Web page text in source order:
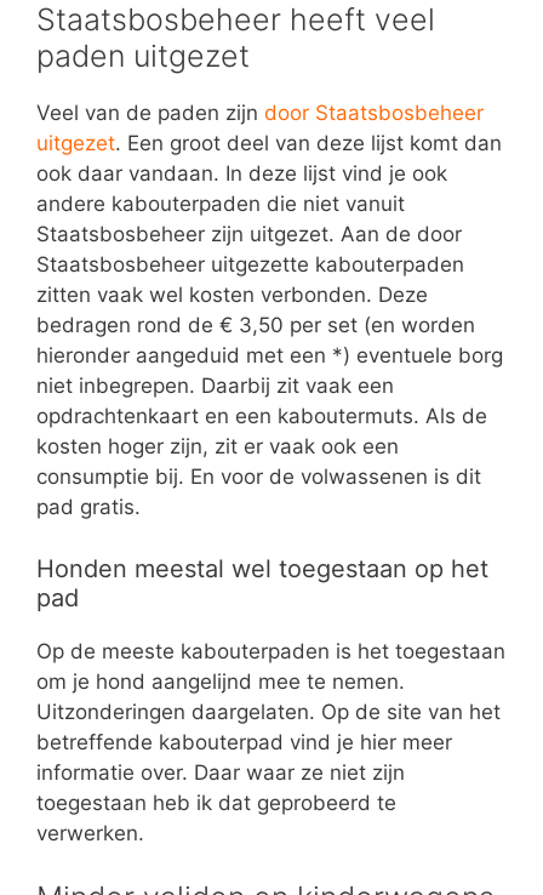
Staatsbosbeheer heeft veel
paden uitgezet
Veel van de paden zijn door Staatsbosbeheer
uitgezet. Een groot deel van deze lijst komt dan
ook daar vandaan. In deze lijst vind je ook
andere kabouterpaden die niet vanuit
Staatsbosbeheer zijn uitgezet. Aan de door
Staatsbosbeheer uitgezette kabouterpaden
zitten vaak wel kosten verbonden. Deze
bedragen rond de € 3,50 per set (en worden
hieronder aangeduid met een *) eventuele borg
niet inbegrepen. Daarbij zit vaak een
opdrachtenkaart en een kaboutermuts. Als de
kosten hoger zijn, zit er vaak ook een
consumptie bij. En voor de volwassenen is dit
pad gratis.
Honden meestal wel toegestaan op het
pad
Op de meeste kabouterpaden is het toegestaan
om je hond aangelijnd mee te nemen.
Uitzonderingen daargelaten. Op de site van het
betreffende kabouterpad vind je hier meer
informatie over. Daar waar ze niet zijn
toegestaan heb ik dat geprobeerd te
verwerken.